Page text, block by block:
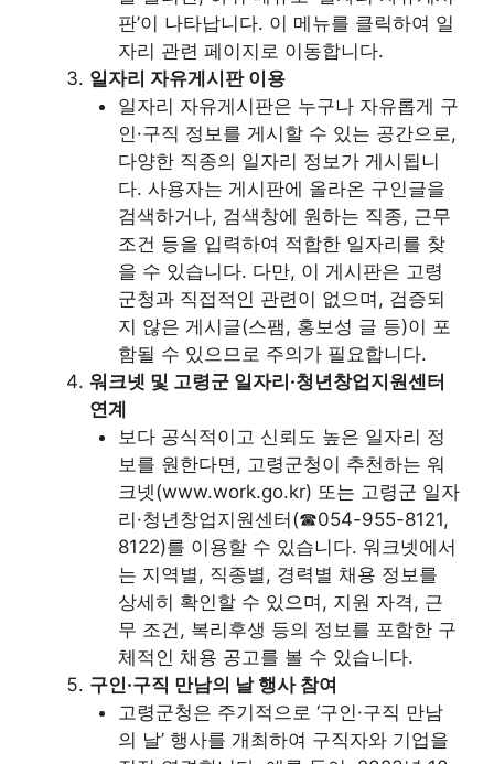
판’이 나타납니다. 이 메뉴를 클릭하여 일
자리 관련 페이지로 이동합니다.
일자리 자유게시판 이용
일자리 자유게시판은 누구나 자유롭게 구
인·구직 정보를 게시할 수 있는 공간으로,
다양한 직종의 일자리 정보가 게시됩니
다. 사용자는 게시판에 올라온 구인글을
검색하거나, 검색창에 원하는 직종, 근무
조건 등을 입력하여 적합한 일자리를 찾
을 수 있습니다. 다만, 이 게시판은 고령
군청과 직접적인 관련이 없으며, 검증되
지 않은 게시글(스팸, 홍보성 글 등)이 포
함될 수 있으므로 주의가 필요합니다.
워크넷 및 고령군 일자리·청년창업지원센터
연계
보다 공식적이고 신뢰도 높은 일자리 정
보를 원한다면, 고령군청이 추천하는 워
크넷(www.work.go.kr) 또는 고령군 일자
리·청년창업지원센터(☎054-955-8121,
8122)를 이용할 수 있습니다. 워크넷에서
는 지역별, 직종별, 경력별 채용 정보를
상세히 확인할 수 있으며, 지원 자격, 근
무 조건, 복리후생 등의 정보를 포함한 구
체적인 채용 공고를 볼 수 있습니다.
구인·구직 만남의 날 행사 참여
고령군청은 주기적으로 ‘구인·구직 만남
의 날’ 행사를 개최하여 구직자와 기업을